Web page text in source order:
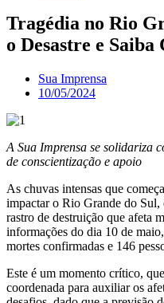
Tragédia no Rio
o Desastre e
Sua Imprensa
10/05/2024
A Sua Imprensa se solidariza
de conscientização e apoio
As chuvas intensas que
impactar o Rio Grande do Sul,
rastro de destruição que afeta
informações do dia 10 de
mortes confirmadas e 146
Este é um momento crítico,
coordenada para auxiliar os